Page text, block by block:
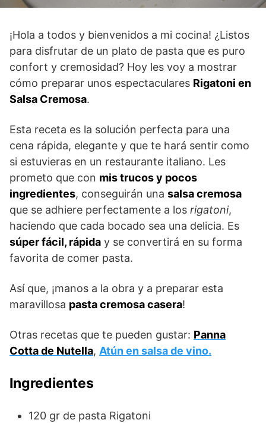
¡Hola a todos y bienvenidos a mi cocina! ¿Listos
para disfrutar de un plato de pasta que es puro
confort y cremosidad? Hoy les voy a mostrar
cómo preparar unos espectaculares Rigatoni en
Salsa Cremosa.
Esta receta es la solución perfecta para una
cena rápida, elegante y que te hará sentir como
si estuvieras en un restaurante italiano. Les
prometo que con mis trucos y pocos
ingredientes, conseguirán una salsa cremosa
que se adhiere perfectamente a los rigatoni,
haciendo que cada bocado sea una delicia. Es
súper fácil, rápida y se convertirá en su forma
favorita de comer pasta.
Así que, ¡manos a la obra y a preparar esta
maravillosa pasta cremosa casera!
Otras recetas que te pueden gustar: Panna
Cotta de Nutella, Atún en salsa de vino.
Ingredientes
120 gr de pasta Rigatoni